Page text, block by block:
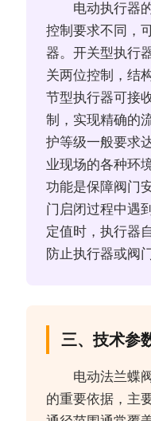
电动执行器
控制要求不同，
器。开关型执行
关两位控制，结
节型执行器可接
制，实现精确的
护等级一般要求
业现场的各种环
功能是保障阀门
门启闭过程中遇
定值时，执行器
防止执行器或阀
三、技术参
电动法兰蝶
的重要依据，主